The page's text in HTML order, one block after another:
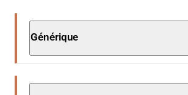
Générique